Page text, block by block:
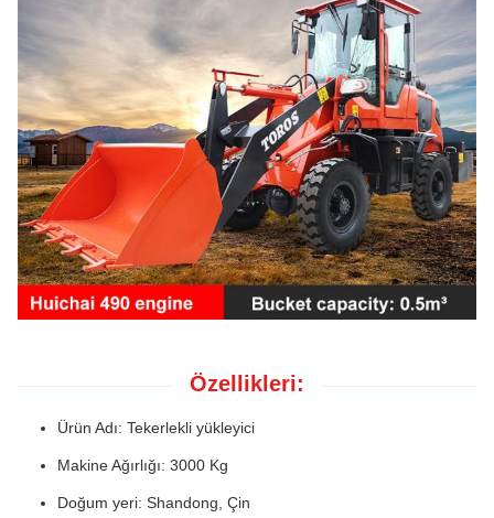
Özellikleri:
Ürün Adı: Tekerlekli yükleyici
Makine Ağırlığı: 3000 Kg
Doğum yeri: Shandong, Çin